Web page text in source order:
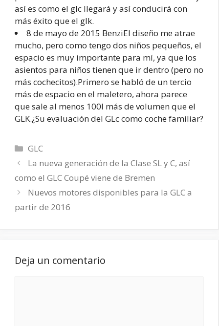
así es como el glc llegará y así conducirá con
más éxito que el glk.
8 de mayo de 2015 BenziEl diseño me atrae
mucho, pero como tengo dos niños pequeños, el
espacio es muy importante para mí, ya que los
asientos para niños tienen que ir dentro (pero no
más cochecitos).Primero se habló de un tercio
más de espacio en el maletero, ahora parece
que sale al menos 100l más de volumen que el
GLK.¿Su evaluación del GLc como coche familiar?
Categorías
GLC
La nueva generación de la Clase SL y C, así
como el GLC Coupé viene de Bremen
Nuevos motores disponibles para la GLC a
partir de 2016
Deja un comentario